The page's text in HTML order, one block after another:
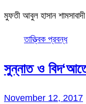
মুফতী আবুল হাসান শামসাবাদী
তাত্ত্বিক প্রবন্ধ
সুন্নাত ও
November 12, 2017